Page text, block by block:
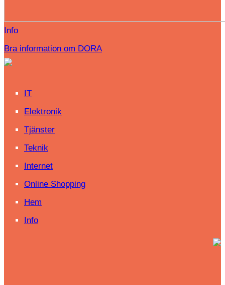
Info
Bra information om DORA
IT
Elektronik
Tjänster
Teknik
Internet
Online Shopping
Hem
Info